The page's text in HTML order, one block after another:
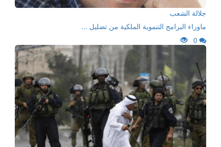
جلالة الشعب
ماوراء البرامج التنموية الملكية من تضليل ...
0